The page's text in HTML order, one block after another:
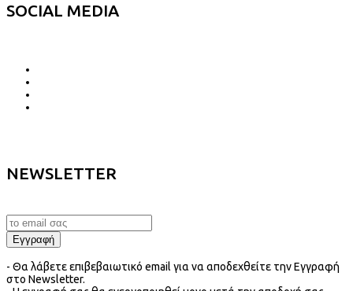
SOCIAL MEDIA
NEWSLETTER
- Θα λάβετε επιβεβαιωτικό email για να αποδεχθείτε την Εγγραφή
στο Newsletter.